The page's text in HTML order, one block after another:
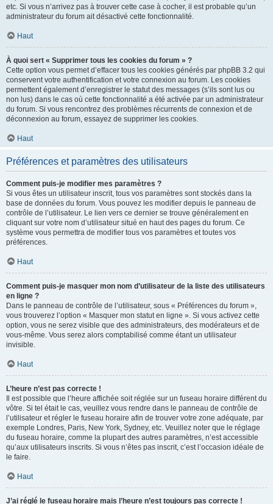
etc. Si vous n’arrivez pas à trouver cette case à cocher, il est probable qu’un
administrateur du forum ait désactivé cette fonctionnalité.
Haut
À quoi sert « Supprimer tous les cookies du forum » ?
Cette option vous permet d’effacer tous les cookies générés par phpBB 3.2 qui
conservent votre authentification et votre connexion au forum. Les cookies
permettent également d’enregistrer le statut des messages (s’ils sont lus ou
non lus) dans le cas où cette fonctionnalité a été activée par un administrateur
du forum. Si vous rencontrez des problèmes récurrents de connexion et de
déconnexion au forum, essayez de supprimer les cookies.
Haut
Préférences et paramètres des utilisateurs
Comment puis-je modifier mes paramètres ?
Si vous êtes un utilisateur inscrit, tous vos paramètres sont stockés dans la
base de données du forum. Vous pouvez les modifier depuis le panneau de
contrôle de l’utilisateur. Le lien vers ce dernier se trouve généralement en
cliquant sur votre nom d’utilisateur situé en haut des pages du forum. Ce
système vous permettra de modifier tous vos paramètres et toutes vos
préférences.
Haut
Comment puis-je masquer mon nom d’utilisateur de la liste des utilisateurs
en ligne ?
Dans le panneau de contrôle de l’utilisateur, sous « Préférences du forum »,
vous trouverez l’option « Masquer mon statut en ligne ». Si vous activez cette
option, vous ne serez visible que des administrateurs, des modérateurs et de
vous-même. Vous serez alors comptabilisé comme étant un utilisateur
invisible.
Haut
L’heure n’est pas correcte !
Il est possible que l’heure affichée soit réglée sur un fuseau horaire différent du
vôtre. Si tel était le cas, veuillez vous rendre dans le panneau de contrôle de
l’utilisateur et régler le fuseau horaire afin de trouver votre zone adéquate, par
exemple Londres, Paris, New York, Sydney, etc. Veuillez noter que le réglage
du fuseau horaire, comme la plupart des autres paramètres, n’est accessible
qu’aux utilisateurs inscrits. Si vous n’êtes pas inscrit, c’est l’occasion idéale de
le faire.
Haut
J’ai réglé le fuseau horaire mais l’heure n’est toujours pas correcte !